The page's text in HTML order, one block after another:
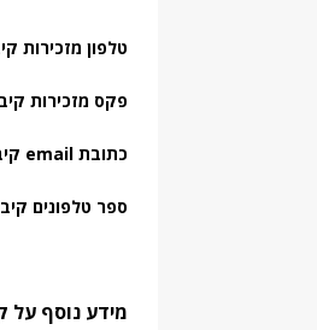
טלפון מזכירות
פקס מזכירות
כתובת email קיבוץ סמר
ספר טלפונים
מידע נוסף על